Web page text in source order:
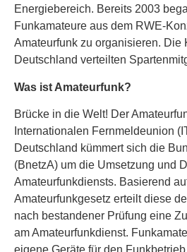
Energiebereich. Bereits 2003
Funkamateure aus dem RWE-
Amateurfunk zu organisieren. Die
Deutschland verteilten
Was ist Amateurfunk?
Brücke in die Welt! Der
Internationalen Fernmeldeunion
Deutschland kümmert sich die
(BnetzA) um die Umsetzung und
Amateurfunkdiensts. Basierend
Amateurfunkgesetz erteilt diese
nach bestandener Prüfung eine
am Amateurfunkdienst.